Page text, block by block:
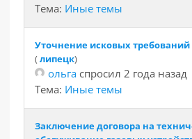
Тема: Иные темы
Уточнение исковых требований
(липецк)
ольга спросил 2 года назад
Тема: Иные темы
Заключение договора на